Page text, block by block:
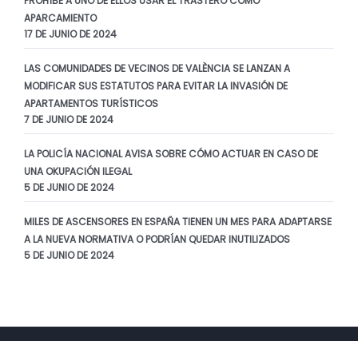
APARCAMIENTO
17 DE JUNIO DE 2024
LAS COMUNIDADES DE VECINOS DE VALÈNCIA SE LANZAN A
MODIFICAR SUS ESTATUTOS PARA EVITAR LA INVASIÓN DE
APARTAMENTOS TURÍSTICOS
7 DE JUNIO DE 2024
LA POLICÍA NACIONAL AVISA SOBRE CÓMO ACTUAR EN CASO DE
UNA OKUPACIÓN ILEGAL
5 DE JUNIO DE 2024
MILES DE ASCENSORES EN ESPAÑA TIENEN UN MES PARA ADAPTARSE
A LA NUEVA NORMATIVA O PODRÍAN QUEDAR INUTILIZADOS
5 DE JUNIO DE 2024